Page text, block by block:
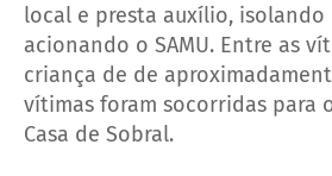
local e presta auxílio, isolando
acionando o SAMU. Entre as
criança de de
vítimas foram socorridas para
Casa de Sobral.